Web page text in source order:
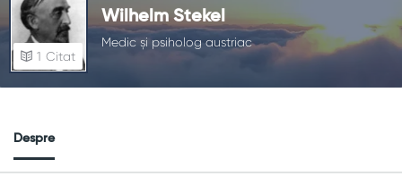
Wilhelm Stekel
Medic și psiholog austriac
1 Citat
Despre